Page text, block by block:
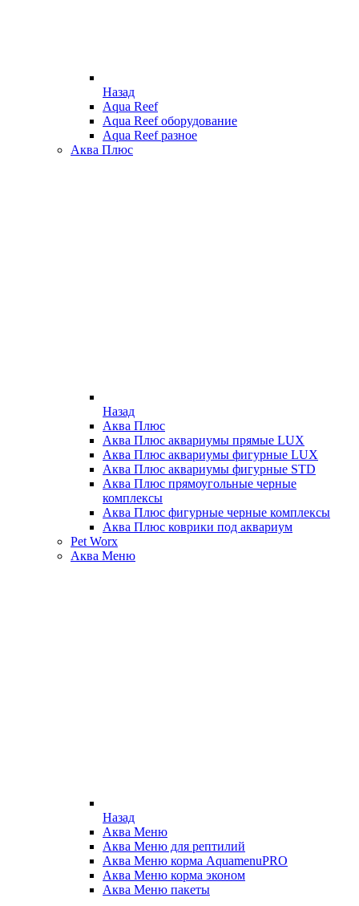
Назад
Aqua Reef
Aqua Reef оборудование
Aqua Reef разное
Аква Плюс
Назад
Аква Плюс
Аква Плюс аквариумы прямые LUX
Аква Плюс аквариумы фигурные LUX
Аква Плюс аквариумы фигурные STD
Аква Плюс прямоугольные черные
комплексы
Аква Плюс фигурные черные комплексы
Аква Плюс коврики под аквариум
Pet Worx
Аква Меню
Назад
Аква Меню
Аква Меню для рептилий
Аква Меню корма AquamenuPRO
Аква Меню корма эконом
Аква Меню пакеты